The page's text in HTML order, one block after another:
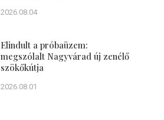
2026.08.04
Elindult a próbaüzem:
megszólalt Nagyvárad új zenélő
szökőkútja
2026.08.01